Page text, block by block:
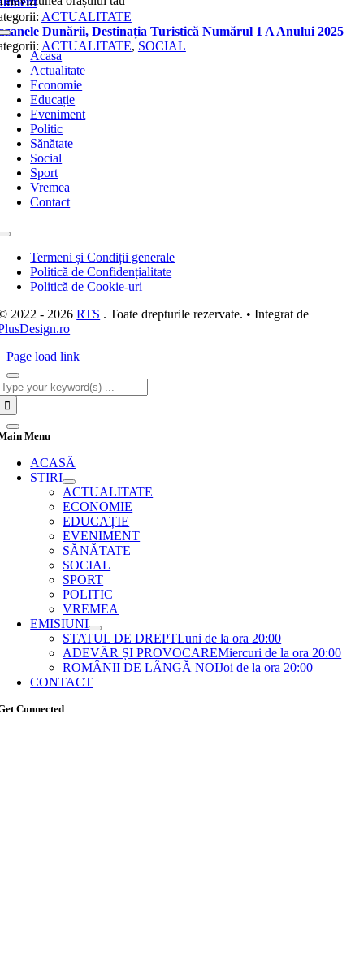
Toggle
Navigation
Acasa
Actualitate
Economie
Educație
Eveniment
Politic
Sănătate
Social
Sport
Vremea
Contact
Toggle
NavigationTermeni și Condiții generale
Politică de Confidențialitate
Politică de Cookie-uri
2022 - 2026RTS . Toate drepturile rezervate. • Integrat de
Page load link
Menu
ACASĂ
STIRI
ACTUALITATE
ECONOMIE
EDUCAȚIE
EVENIMENT
SĂNĂTATE
SOCIAL
SPORT
POLITIC
VREMEA
EMISIUNI
STATUL DE DREPTLuni de la ora 20:00
ADEVĂR ȘI PROVOCAREMiercuri de la ora 20:00
ROMÂNII DE LÂNGĂ NOIJoi de la ora 20:00
CONTACT
Connected